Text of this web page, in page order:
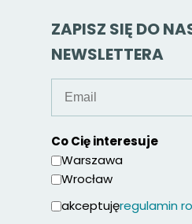
ZAPISZ SIĘ DO
NEWSLETTERA
Co Cię interesuje
Warszawa
Wrocław
akceptujęregulamin